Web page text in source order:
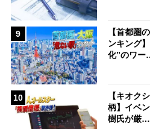
9
【首都圏
ンキング
化”のワ
10
【キオク
柄】イベ
樹氏が厳…